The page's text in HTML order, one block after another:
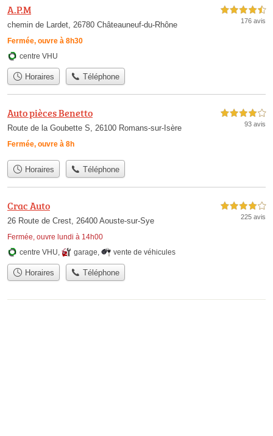
A.P.M
chemin de Lardet, 26780 Châteauneuf-du-Rhône
Fermée, ouvre à 8h30
4,5 étoiles sur 5
176 avis
centre VHU
Horaires Téléphone
Auto pièces Benetto
Route de la Goubette S, 26100 Romans-sur-Isère
Fermée, ouvre à 8h
4,0 étoiles sur 5
93 avis
Horaires Téléphone
Crac Auto
26 Route de Crest, 26400 Aouste-sur-Sye
Fermée, ouvre lundi à 14h00
4,0 étoiles sur 5
225 avis
centre VHU garage vente de véhicules
Horaires Téléphone